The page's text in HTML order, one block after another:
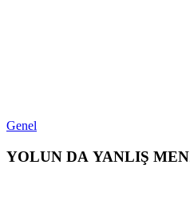
Genel
YOLUN DA YANLIŞ